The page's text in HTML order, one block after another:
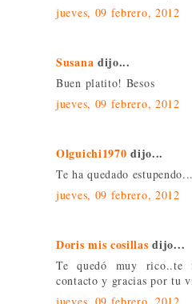
jueves, 09 febrero, 2012
Susana dijo...
Buen platito! Besos
jueves, 09 febrero, 2012
Olguichi1970 dijo...
Te ha quedado
jueves, 09 febrero, 2012
Doris mis cosillas dijo...
Te quedó muy rico..te
contacto y gracias por tu